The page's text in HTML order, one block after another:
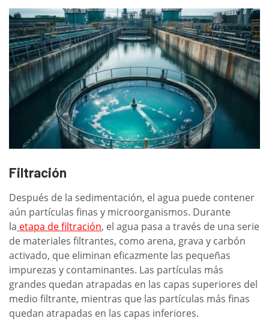
Filtración
Después de la sedimentación, el agua puede contener
aún partículas finas y microorganismos. Durante
la etapa de filtración, el agua pasa a través de una serie
de materiales filtrantes, como arena, grava y carbón
activado, que eliminan eficazmente las pequeñas
impurezas y contaminantes. Las partículas más
grandes quedan atrapadas en las capas superiores del
medio filtrante, mientras que las partículas más finas
quedan atrapadas en las capas inferiores.